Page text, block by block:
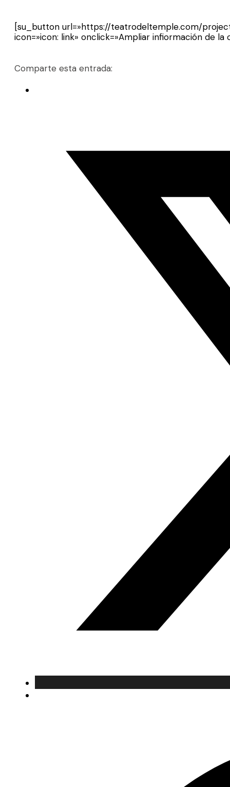
[su_button url=»https://teatrodeltemple.com/
icon=»icon: link» onclick=»Ampliar infiormación de
Comparte esta entrada: